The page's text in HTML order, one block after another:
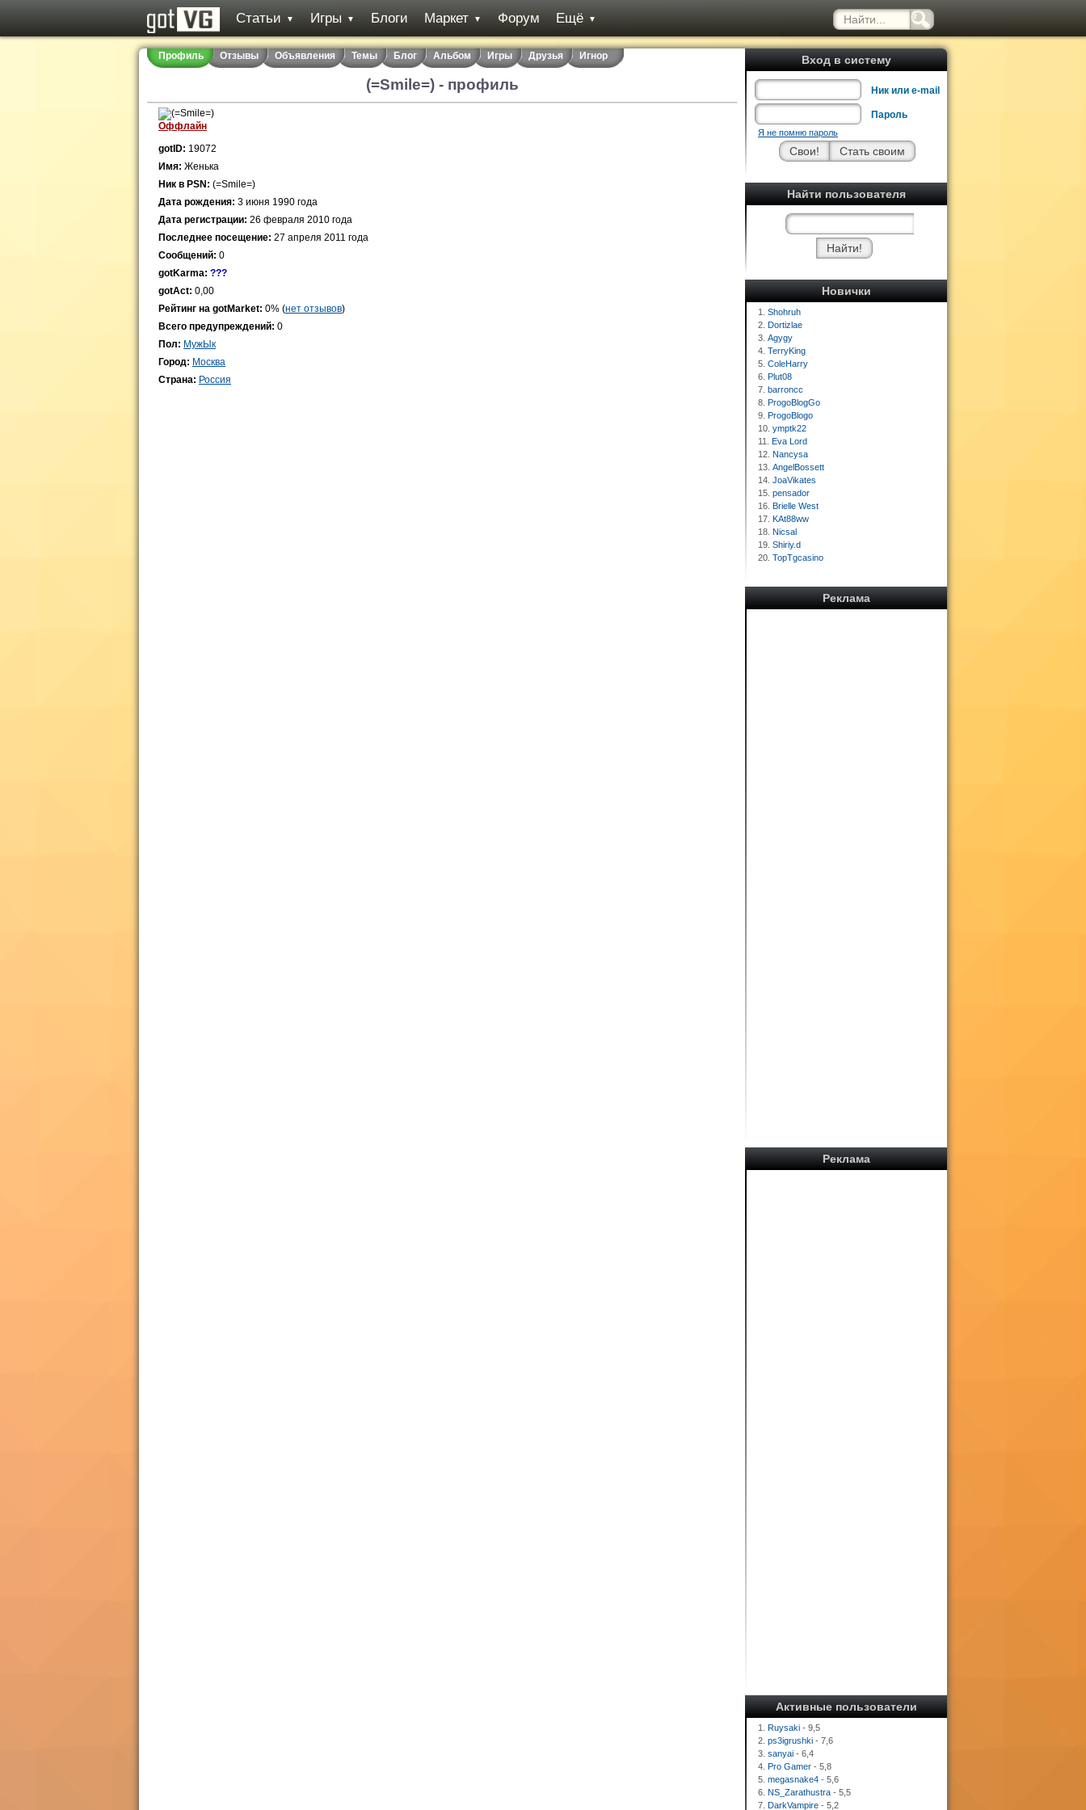
Статьи ▼ Игры ▼ Блоги Маркет ▼ Форум Ещё ▼
Вход в систему
Ник или e-mail
Пароль
Я не помню пароль
Найти пользователя
Новички
1. Shohruh
2. Dortizlae
3. Agygy
4. TerryKing
5. ColeHarry
6. Plut08
7. barroncc
8. ProgoBlogGo
9. ProgoBlogo
10. ymptk22
11. Eva Lord
12. Nancysa
13. AngelBossett
14. JoaVikates
15. pensador
16. Brielle West
17. KAt88ww
18. Nicsal
19. Shiriy.d
20. TopTgcasino
Реклама
Реклама
Активные пользователи
1. Ruysaki - 9,5
2. ps3igrushki - 7,6
3. sanyai - 6,4
4. Pro Gamer - 5,8
5. megasnake4 - 5,6
6. NS_Zarathustra - 5,5
7. DarkVampire - 5,2
Профиль Отзывы Объявления Темы Блог Альбом Игры Друзья Игнор
(=Smile=) - профиль
Оффлайн
gotID: 19072
Имя: Женька
Ник в PSN: (=Smile=)
Дата рождения: 3 июня 1990 года
Дата регистрации: 26 февраля 2010 года
Последнее посещение: 27 апреля 2011 года
Сообщений: 0
gotKarma: ???
gotAct: 0,00
Рейтинг на gotMarket: 0% (нет отзывов)
Всего предупреждений: 0
Пол: МужЫк
Город: Москва
Страна: Россия